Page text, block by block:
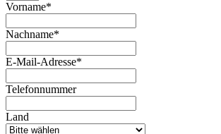
Vorname*
Nachname*
E-Mail-Adresse*
Telefonnummer
Land